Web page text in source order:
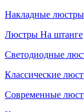
Накладные люстры
Люстры На штанге
Светодиодные
Классические
Современные